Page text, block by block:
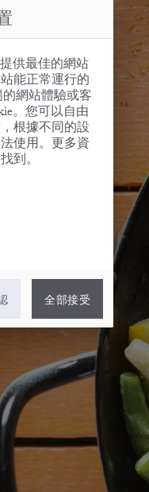
供最佳的網站
能正常運行的
網站體驗或客
。您可以自由
根據不同的設
使用。更多資
到。
全部接受